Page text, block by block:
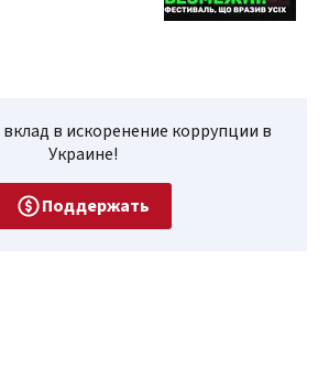
в искоренение коррупции в
Украине!
Поддержать